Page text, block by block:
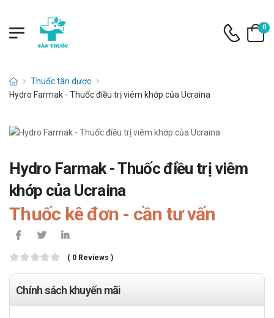
0
Thuốc tân dược
Hydro Farmak - Thuốc điều trị viêm khớp của Ucraina
Hydro Farmak - Thuốc điều trị viêm
khớp của Ucraina
Thuốc kê đơn - cần tư vấn
( 0 Reviews )
Chính sách khuyến mãi